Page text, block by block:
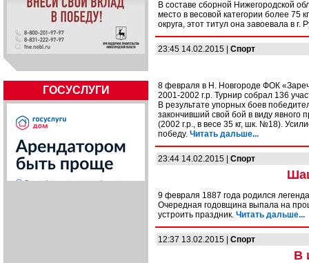
ГОСУСЛУГИ
В составе сборной Нижегородской
место в весовой категории более 75
округа, этот титул она завоевала в
23:45 14.02.2015 | Спорт
8 февраля в Н. Новгороде ФОК
2001-2002 г.р. Турнир собрал 136
В результате упорных боев
закончивший свой бой в виду
(2002 г.р., в весе 35 кг, шк. №18).
победу. Читать дальше...
23:44 14.02.2015 | Спорт
9 февраля 1887 года родился
Очередная годовщина выпала на
устроить праздник. Читать дальше...
12:37 13.02.2015 | Спорт
В